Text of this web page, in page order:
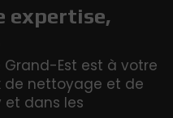
expertise,
Grand-Est est à votre
de nettoyage et de
et dans les